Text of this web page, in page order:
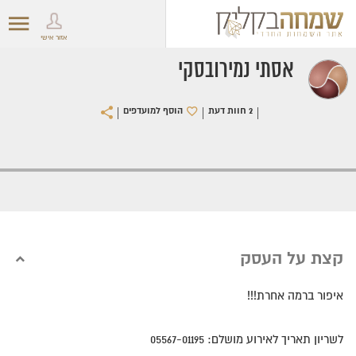
אזור אישי
אסתי נמירובסקי
| 2 חוות דעת | הוסף למועדפים |
קצת על העסק
איפור ברמה אחרת!!!
לשריון תאריך לאירוע מושלם: 05567-01195